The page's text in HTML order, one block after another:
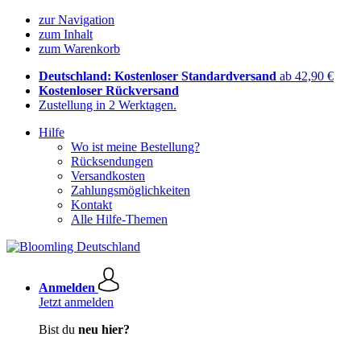
zur Navigation
zum Inhalt
zum Warenkorb
Deutschland: Kostenloser Standardversand ab 42,90 €
Kostenloser Rückversand
Zustellung in 2 Werktagen.
Hilfe
Wo ist meine Bestellung?
Rücksendungen
Versandkosten
Zahlungsmöglichkeiten
Kontakt
Alle Hilfe-Themen
Anmelden
Jetzt anmelden
Bist du neu hier?